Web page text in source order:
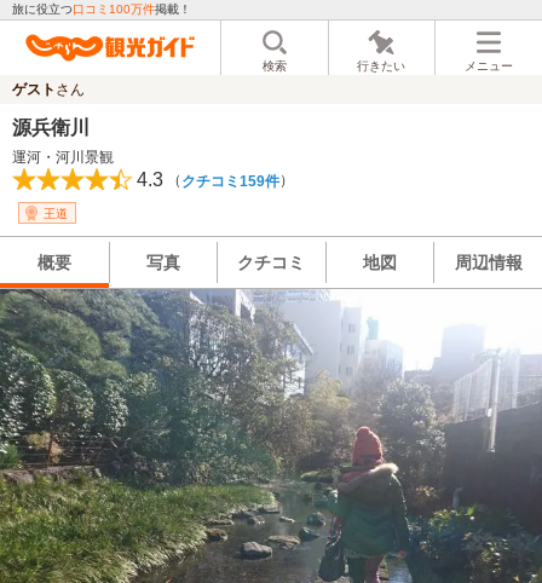
旅に役立つ口コミ100万件掲載！
検索 行きたい メニュー
ゲスト さん
源兵衛川
運河・河川景観
4.3 （ クチコミ159件）
王道
概要 写真 クチコミ 地図 周辺情報